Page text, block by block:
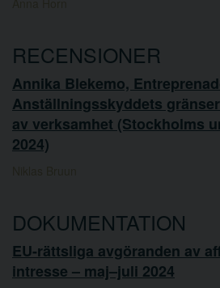
RECENSIONER
Annika Blekemo,
Anställningsskyddets
av verksamhet (Stockholms
2024)
DOKUMENTATION
EU-rättsliga avgöranden av
intresse – maj–juli 2024